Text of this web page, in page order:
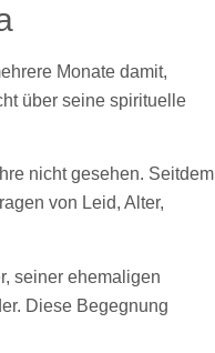
Monate damit,
über seine spirituelle
nicht gesehen. Seitdem
von Leid, Alter,
seiner ehemaligen
Diese Begegnung